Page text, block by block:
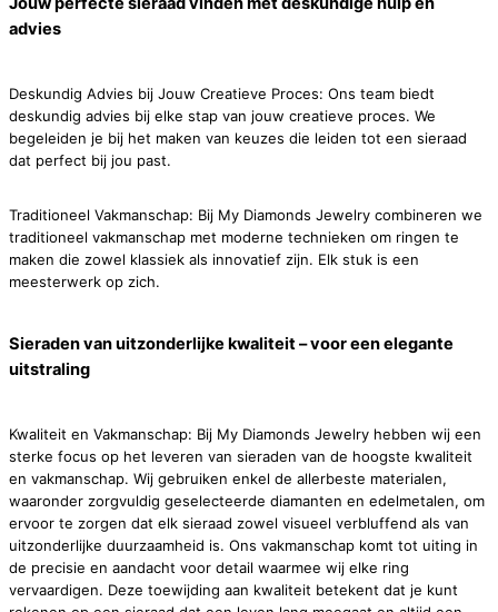
advies
Deskundig Advies bij Jouw Creatieve Proces: Ons team biedt
deskundig advies bij elke stap van jouw creatieve proces. We
begeleiden je bij het maken van keuzes die leiden tot een sieraad
dat perfect bij jou past.
Traditioneel Vakmanschap: Bij My Diamonds Jewelry combineren we
traditioneel vakmanschap met moderne technieken om ringen te
maken die zowel klassiek als innovatief zijn. Elk stuk is een
meesterwerk op zich.
Sieraden van uitzonderlijke kwaliteit – voor een elegante
uitstraling
Kwaliteit en Vakmanschap: Bij My Diamonds Jewelry hebben wij een
sterke focus op het leveren van sieraden van de hoogste kwaliteit
en vakmanschap. Wij gebruiken enkel de allerbeste materialen,
waaronder zorgvuldig geselecteerde diamanten en edelmetalen, om
ervoor te zorgen dat elk sieraad zowel visueel verbluffend als van
uitzonderlijke duurzaamheid is. Ons vakmanschap komt tot uiting in
de precisie en aandacht voor detail waarmee wij elke ring
vervaardigen. Deze toewijding aan kwaliteit betekent dat je kunt